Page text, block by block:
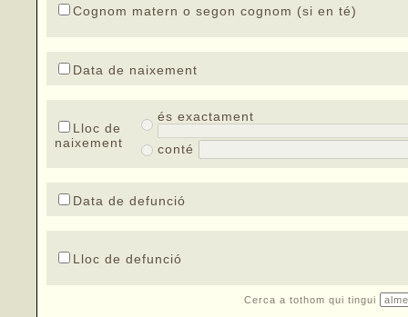
Cognom matern o segon cognom (si en té)
Data de naixement
Lloc de
naixement
és exactament
conté
Data de defunció
Lloc de defunció
Cerca a tothom qui tingui